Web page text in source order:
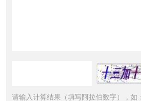
请输入计算结果（填写阿拉伯数字），如